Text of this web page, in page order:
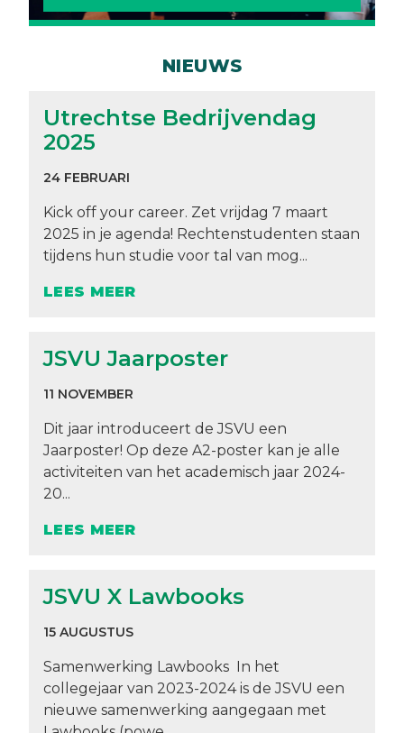
NIEUWS
Utrechtse Bedrijvendag
2025
24 FEBRUARI
Kick off your career. Zet vrijdag 7 maart
2025 in je agenda! Rechtenstudenten staan
tijdens hun studie voor tal van mog...
LEES MEER
JSVU Jaarposter
11 NOVEMBER
Dit jaar introduceert de JSVU een
Jaarposter! Op deze A2-poster kan je alle
activiteiten van het academisch jaar 2024-
20...
LEES MEER
JSVU X Lawbooks
15 AUGUSTUS
Samenwerking Lawbooks In het
collegejaar van 2023-2024 is de JSVU een
nieuwe samenwerking aangegaan met